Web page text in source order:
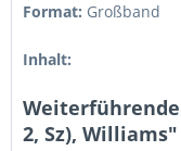
Format: Großband
Inhalt:
Weiterführende
2, Sz), Williams"